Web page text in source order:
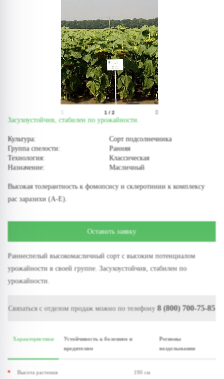
1/ 2
Засухоустойчив, стабилен по урожайности.
Культура:
Сорт подсолнечника
Группа спелости:
Ранняя
Технология:
Классическая
Назначение:
Масличный
Высокая толерантность к фомопсису и склеротинии к комплексу
рас заразихи (А-Е).
Оставить заявку
Раннеспелый высокомасличный сорт с высоким потенциалом
урожайности в своей группе. Засухоустойчив, стабилен по
урожайности.
Связаться с отделом продаж можно по телефону 8 (800) 700-75-85
Характеристики
Устойчивость к болезням и
вредителям
Регионы
возделывания
Высота растения
190 см